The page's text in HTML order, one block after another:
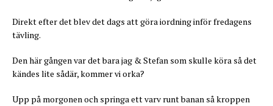
Direkt efter det blev det dags att göra iordning inför fredagens
tävling.
Den här gången var det bara jag & Stefan som skulle köra så det
kändes lite sådär, kommer vi orka?
Upp på morgonen och springa ett varv runt banan så kroppen